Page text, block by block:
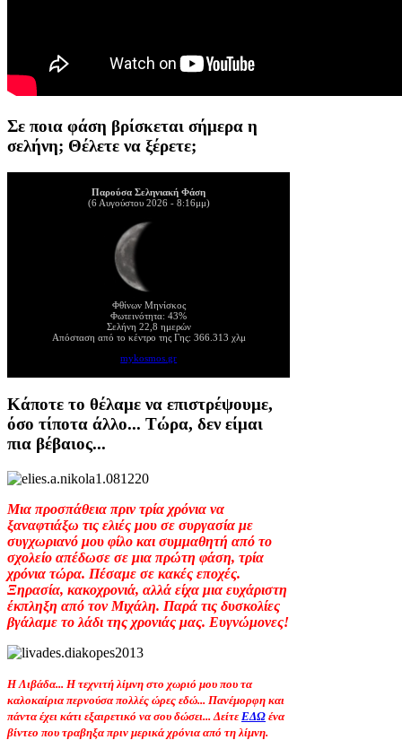
Σε ποια φάση βρίσκεται σήμερα η
σελήνη; Θέλετε να ξέρετε;
Παρούσα Σεληνιακή Φάση
(6 Αυγούστου 2026 - 8:16μμ)
Φθίνων Μηνίσκος
Φωτεινότητα: 43%
Σελήνη 22,8 ημερών
Απόσταση από το κέντρο της Γης: 366.313 χλμ
mykosmos.gr
Κάποτε το θέλαμε να επιστρέψουμε,
όσο τίποτα άλλο... Τώρα, δεν είμαι
πια βέβαιος...
Μια προσπάθεια πριν τρία χρόνια να
ξαναφτιάξω τις ελιές μου σε συργασία με
συγχωριανό μου φίλο και συμμαθητή από το
σχολείο απέδωσε σε μια πρώτη φάση, τρία
χρόνια τώρα. Πέσαμε σε κακές εποχές.
Ξηρασία, κακοχρονιά, αλλά είχα μια ευχάριστη
έκπληξη από τον Μιχάλη. Παρά τις δυσκολίες
βγάλαμε το λάδι της χρονιάς μας. Ευγνώμονες!
Η Λιβάδα... Η τεχνιτή λίμνη στο χωριό μου που τα
καλοκαίρια περνούσα πολλές ώρες εδώ... Πανέμορφη και
πάντα έχει κάτι εξαιρετικό να σου δώσει... Δείτε ΕΔΩ ένα
βίντεο που τραβηξα πριν μερικά χρόνια από τη λίμνη.